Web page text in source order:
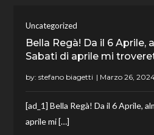
Uncategorized
Bella Regà! Da il 6 Aprile,
Sabati di aprile mi
by:stefano biagetti
[ad_1] Bella Regà! Da il 6 Aprile,
aprile mi […]